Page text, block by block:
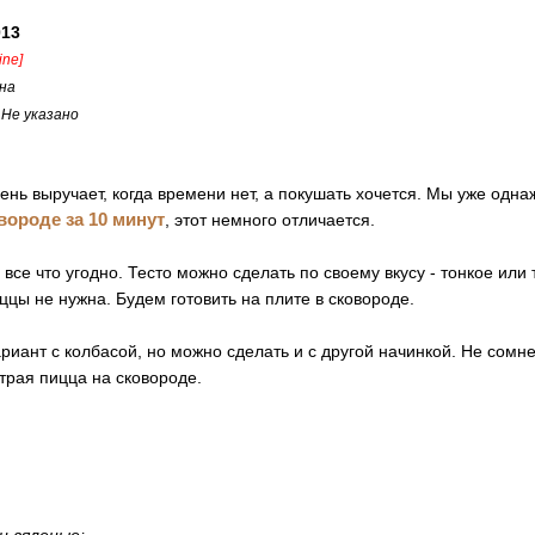
Не указано
выручает, когда времени нет, а покушать хочется. Мы уже
за 10 минут , этот немного отличается.
что угодно. Тесто можно сделать по своему вкусу - тонкое или
не нужна. Будем готовить на плите в сковороде.
с колбасой, но можно сделать и с другой начинкой. Не
пицца на сковороде.